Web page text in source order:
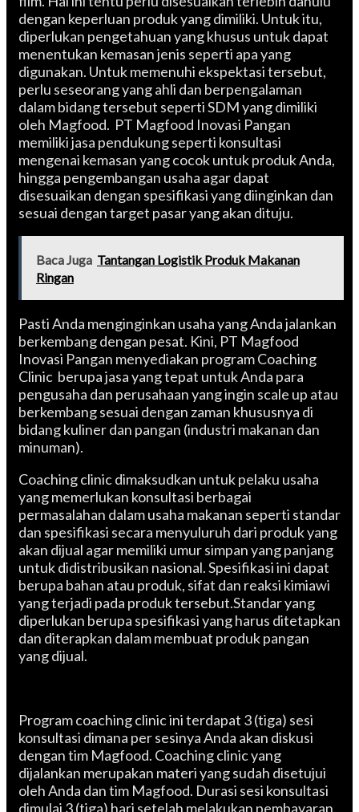
dengan keperluan produk yang dimiliki. Untuk itu,
diperlukan pengetahuan yang khusus untuk dapat
menentukan kemasan jenis seperti apa yang
digunakan. Untuk memenuhi ekspektasi tersebut,
perlu seseorang yang ahli dan berpengalaman
dalam bidang tersebut seperti SDM yang dimiliki
oleh Magfood. PT Magfood Inovasi Pangan
memiliki jasa pendukung seperti konsultasi
mengenai kemasan yang cocok untuk produk Anda,
hingga pengembangan usaha agar dapat
disesuaikan dengan spesifikasi yang diinginkan dan
sesuai dengan target pasar yang akan dituju.
Baca Juga Tantangan Logistik Produk Makanan
Ringan
Pasti Anda menginginkan usaha yang Anda jalankan
berkembang dengan pesat. Kini, PT Magfood
Inovasi Pangan menyediakan program Coaching
Clinic berupa jasa yang tepat untuk Anda para
pengusaha dan perusahaan yang ingin scale up atau
berkembang sesuai dengan zaman khususnya di
bidang kuliner dan pangan (industri makanan dan
minuman).
Coaching clinic dimaksudkan untuk pelaku usaha
yang memerlukan konsultasi berbagai
permasalahan dalam usaha makanan seperti standar
dan spesifikasi secara menyuluruh dari produk yang
akan dijual agar memiliki umur simpan yang panjang
untuk didistribusikan nasional. Spesifikasi ini dapat
berupa bahan atau produk, sifat dan reaksi kimiawi
yang terjadi pada produk tersebut.Standar yang
diperlukan berupa spesifikasi yang harus ditetapkan
dan diterapkan dalam membuat produk pangan
yang dijual.
Program coaching clinic ini terdapat 3 (tiga) sesi
konsultasi dimana per sesinya Anda akan diskusi
dengan tim Magfood. Coaching clinic yang
dijalankan merupakan materi yang sudah disetujui
oleh Anda dan tim Magfood. Durasi sesi konsultasi
dimulai 3 (tiga) hari setelah melakukan pembayaran.